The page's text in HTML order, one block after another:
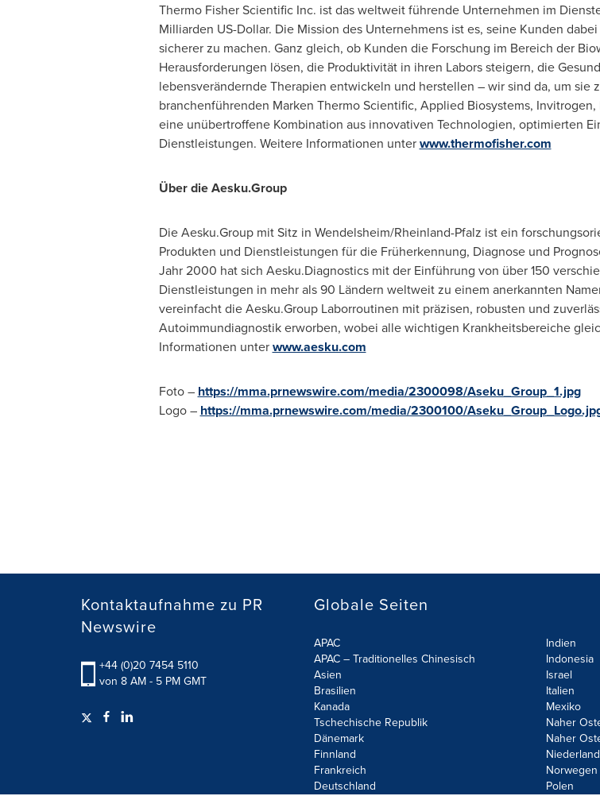
Thermo Fisher Scientific Inc. ist das weltweit führende Unternehmen im
Milliarden US-Dollar. Die Mission des Unternehmens ist es, seine Kunden
sicherer zu machen. Ganz gleich, ob Kunden die Forschung im Bereich der
Herausforderungen lösen, die Produktivität in ihren Labors steigern, die
lebensverändernde Therapien entwickeln und herstellen – wir sind da, um sie
branchenführenden Marken Thermo Scientific, Applied Biosystems,
eine unübertroffene Kombination aus innovativen Technologien, optimierten
Dienstleistungen. Weitere Informationen unterwww.thermofisher.com
Über die Aesku.Group
Die Aesku.Group mit Sitz in Wendelsheim/Rheinland-Pfalz ist ein
Produkten und Dienstleistungen für die Früherkennung, Diagnose und
Jahr 2000 hat sich Aesku.Diagnostics mit der Einführung von über 150
Dienstleistungen in mehr als 90 Ländern weltweit zu einem anerkannten
vereinfacht die Aesku.Group Laborroutinen mit präzisen, robusten und
Autoimmundiagnostik erworben, wobei alle wichtigen Krankheitsbereiche
Informationen unterwww.aesku.com
Foto – https://mma.prnewswire.com/media/2300098/Aseku_Group_1.jpg
Logo – https://mma.prnewswire.com/media/2300100/
Kontaktaufnahme zu PR
Newswire
+44 (0)20 7454 5110
von 8 AM - 5 PM GMT
Globale Seiten
APAC
APAC – Traditionelles Chinesisch
Asien
Brasilien
Kanada
Tschechische Republik
Dänemark
Finnland
Frankreich
Deutschland
Indien
Indonesia
Israel
Italien
Mexiko
Naher
Naher
Norwegen
Polen